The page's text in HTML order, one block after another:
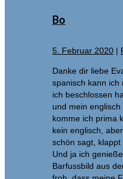
Bo
5. Februar 2020 |
Danke dir liebe
spanisch kann ich
ich beschlossen
und mein
komme ich prima
kein englisch,
schön sagt,
Und ja ich
Barfussbild aus